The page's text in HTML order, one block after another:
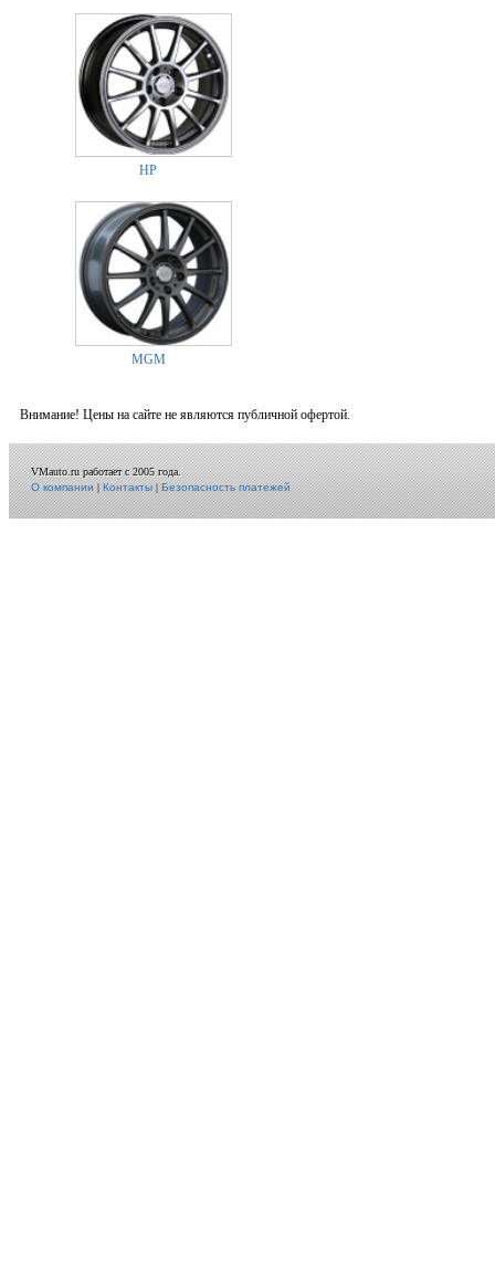
HP
MGM
Внимание! Цены на сайте не являются публичной офертой.
VMauto.ru работает с 2005 года.
О компании|Контакты|Безопасность платежей